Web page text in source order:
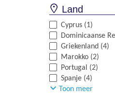
Land
Cyprus (1)
Dominicaanse
Griekenland (4)
Marokko (2)
Portugal (2)
Spanje (4)
Toon meer